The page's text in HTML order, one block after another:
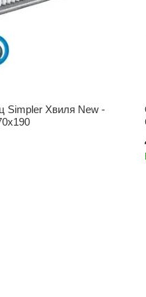
Simpler Хвиля New -